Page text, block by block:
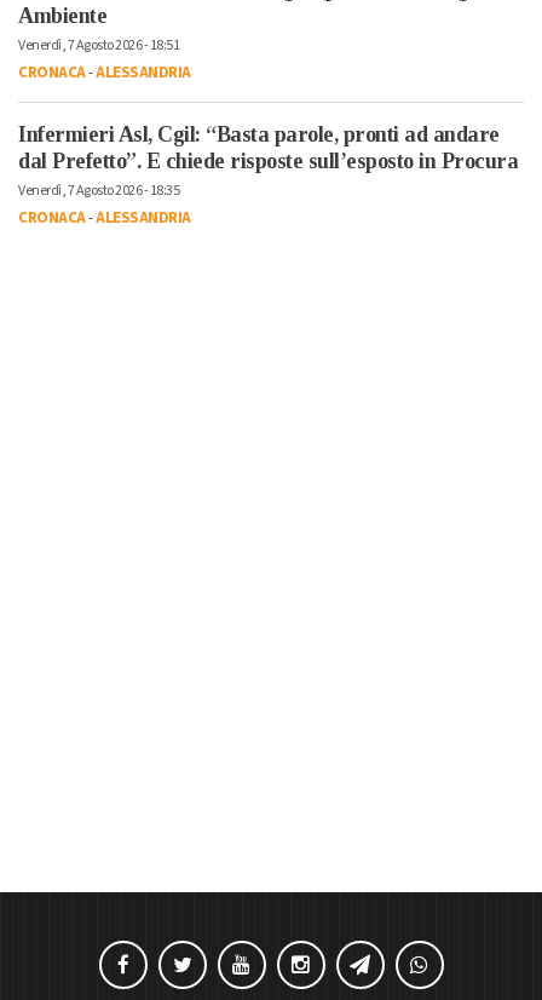
Ambiente
Venerdì, 7 Agosto 2026 - 18:51
CRONACA-ALESSANDRIA
Infermieri Asl, Cgil: “Basta parole, pronti ad andare
dal Prefetto”. E chiede risposte sull’esposto in Procura
Venerdì, 7 Agosto 2026 - 18:35
CRONACA-ALESSANDRIA